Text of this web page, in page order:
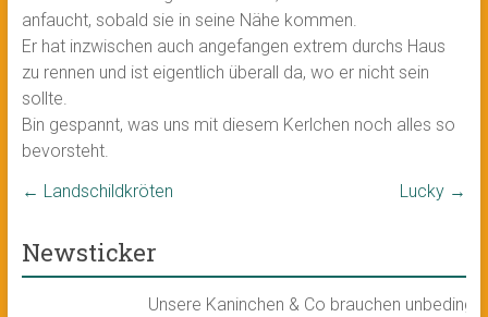
anfaucht, sobald sie in seine Nähe kommen.
Er hat inzwischen auch angefangen extrem durchs Haus
zu rennen und ist eigentlich überall da, wo er nicht sein
sollte.
Bin gespannt, was uns mit diesem Kerlchen noch alles so
bevorsteht.
← Landschildkröten Lucky →
Newsticker
Unsere Kaninchen & Co brauchen unbedingt